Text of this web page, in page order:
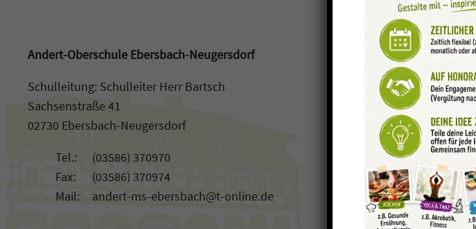
Andert-Oberschule Ebersbach-Neugersdorf
Schulleitung: Schulleiter Herr Bartsch
Sachsenstraße 41
02730 Ebersbach-Neugersdorf
Tel.:
(03586) 370970
Fax:
(03586) 370974
Mail:
andert-ms-ebersbach@t-online.de